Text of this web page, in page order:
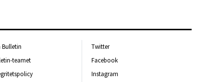
Bulletin
teamet
Twitter
Facebook
Instagram